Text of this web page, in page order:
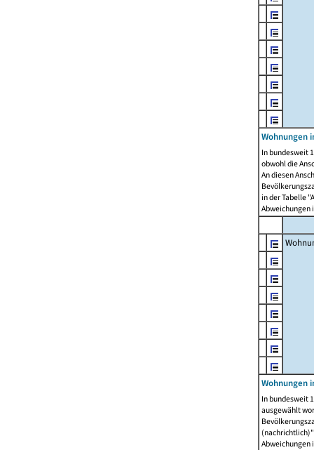
Wohnungen
In bundesweit
obwohl die
An diesen
in der Tabelle
Abweichungen
Wohnungen
In bundesweit
ausgewählt
Abweichungen